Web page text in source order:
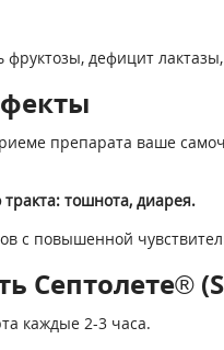
дефицит
препарата ваше
тошнота, диарея.
с повышенной
Септолете®
каждые 2-3 часа.